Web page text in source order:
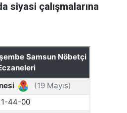
siyasi çalışmalarına